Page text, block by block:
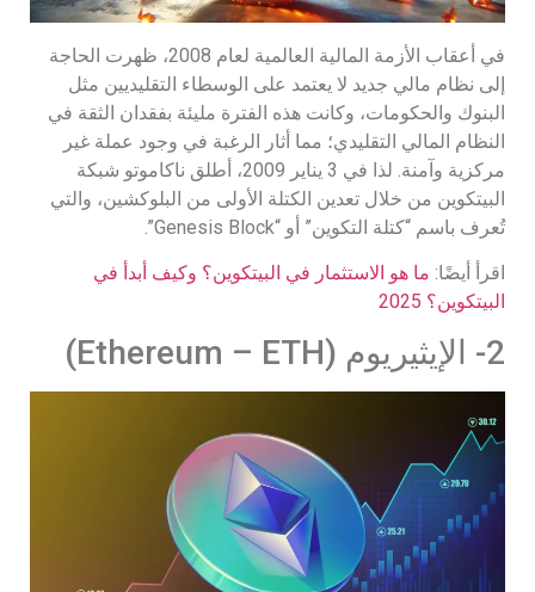
في أعقاب الأزمة المالية العالمية لعام 2008، ظهرت الحاجة
إلى نظام مالي جديد لا يعتمد على الوسطاء التقليديين مثل
البنوك والحكومات، وكانت هذه الفترة مليئة بفقدان الثقة في
النظام المالي التقليدي؛ مما أثار الرغبة في وجود عملة غير
مركزية وآمنة. لذا في 3 يناير 2009، أطلق ناكاموتو شبكة
البيتكوين من خلال تعدين الكتلة الأولى من البلوكشين، والتي
تُعرف باسم “كتلة التكوين” أو “Genesis Block”.
اقرأ أيضًا: ما هو الاستثمار في البيتكوين؟ وكيف أبدأ في
البيتكوين؟ 2025
2- الإيثيريوم (Ethereum – ETH)